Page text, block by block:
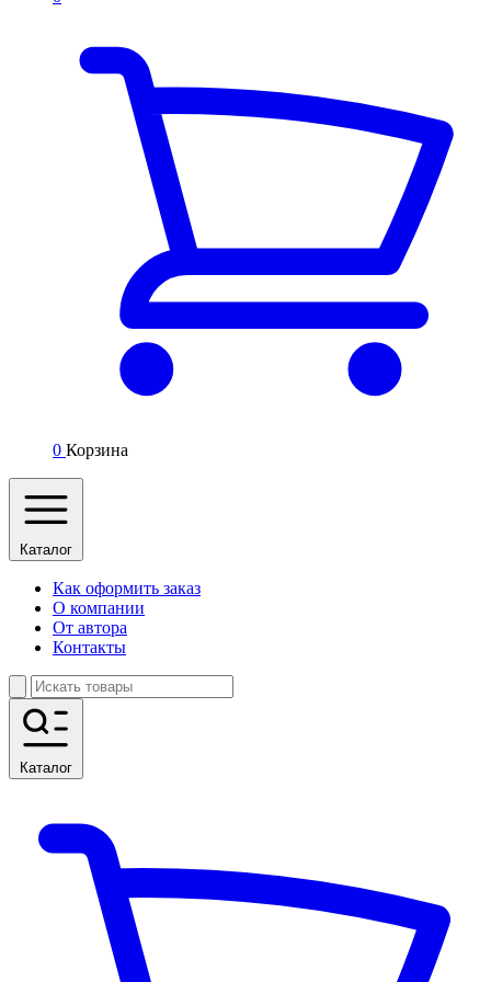
0 Корзина
Каталог
Как оформить заказ
О компании
От автора
Контакты
Каталог